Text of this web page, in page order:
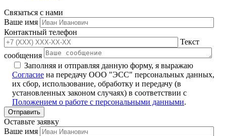
Связаться с нами
Ваше имя
Контактный телефон
Текст
сообщения
Заполняя и отправляя данную форму, я выражаю
Согласие на передачу ООО "ЭСС" персональных данных,
их сбор, использование, обработку и передачу (в
установленных законом случаях) в соответствии с
Положением о работе с персональными данными.
Оставьте заявку
Ваше имя